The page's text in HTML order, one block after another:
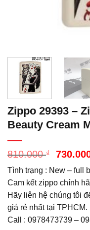
Zippo 29393 –
Beauty Cream
810.000₫
Giá
là:
Tình trạng : New – full
Cam kết zippo chính
Hãy liên hệ chúng tôi
giá rẻ nhất tại TPHCM.
Call : 0978473739 –